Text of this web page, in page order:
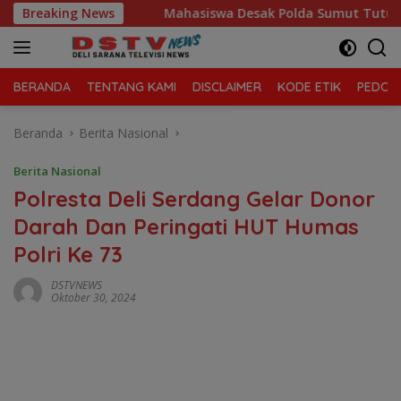
Langsung
ke
konten
Breaking NewsMahasiswa Desak Polda Sumut Tutup Dugaan
BERANDA TENTANG KAMI DISCLAIMER KODE ETIK
Beranda Berita Nasional
Berita Nasional
Polresta Deli Serdang Gelar Donor
Darah Dan Peringati HUT Humas
Polri Ke 73
DSTVNEWS
Oktober 30, 2024